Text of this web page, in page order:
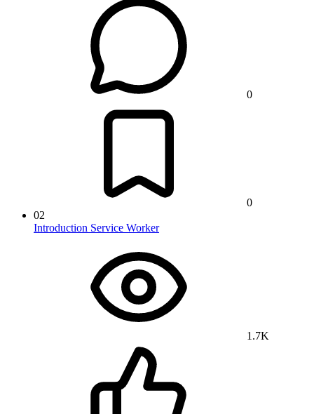
0
0
02
Introduction Service Worker
1.7K